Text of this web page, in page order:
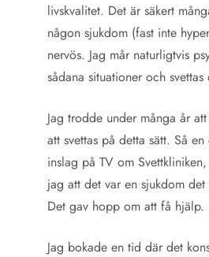
livskvalitet. Det är säkert
någon sjukdom (fast inte
nervös. Jag mår naturligtvis
sådana situationer och
Jag trodde under många år
att svettas på detta sätt. Så
inslag på TV om
jag att det var en sjukdom
Det gav hopp om att få hjälp.
Jag bokade en tid där det